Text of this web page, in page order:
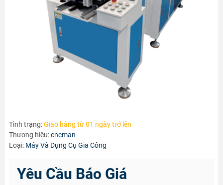
Tình trạng:Giao hàng từ 01 ngày trở lên
Thương hiệu:cncman
Loại: Máy Và Dụng Cụ Gia Công
Yêu Cầu Báo Giá